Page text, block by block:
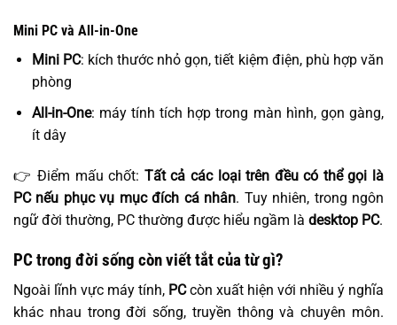
Mini PC và All-in-One
Mini PC: kích thước nhỏ gọn, tiết kiệm điện, phù hợp văn
phòng
All-in-One: máy tính tích hợp trong màn hình, gọn gàng,
ít dây
👉 Điểm mấu chốt: Tất cả các loại trên đều có thể gọi là
PC nếu phục vụ mục đích cá nhân. Tuy nhiên, trong ngôn
ngữ đời thường, PC thường được hiểu ngầm là desktop PC.
PC trong đời sống còn viết tắt của từ gì?
Ngoài lĩnh vực máy tính, PCcòn xuất hiện với nhiều ý nghĩa
khác nhau trong đời sống, truyền thông và chuyên môn.